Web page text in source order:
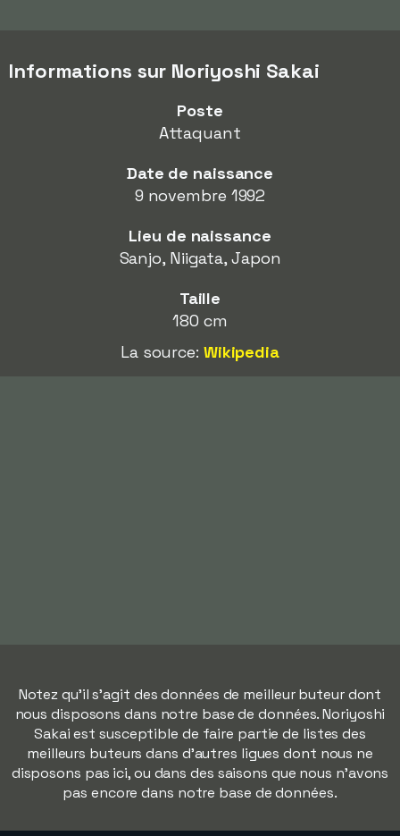
Informations sur Noriyoshi Sakai
Poste
Attaquant
Date de naissance
9 novembre 1992
Lieu de naissance
Sanjo, Niigata, Japon
Taille
180 cm
La source: Wikipedia
Notez qu'il s'agit des données de meilleur buteur dont
nous disposons dans notre base de données. Noriyoshi
Sakai est susceptible de faire partie de listes des
meilleurs buteurs dans d'autres ligues dont nous ne
disposons pas ici, ou dans des saisons que nous n'avons
pas encore dans notre base de données.